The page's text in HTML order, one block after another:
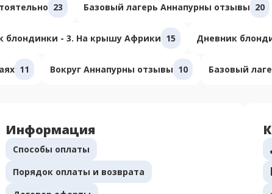
23 Базовый лагерь Аннапурны отзывы 20
блондинки - 3. На крышу Африки 15 Дневник
11 Вокруг Аннапурны отзывы 10 Базовый
Информация
Способы оплаты
Порядок оплаты и возврата